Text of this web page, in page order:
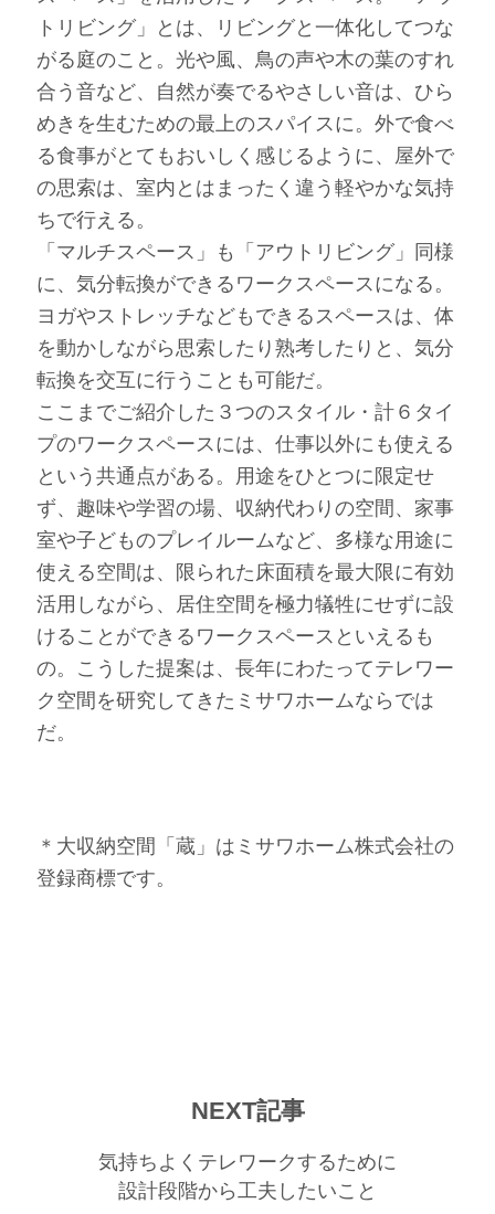
トリビング」とは、リビングと一体化してつな
がる庭のこと。光や風、鳥の声や木の葉のすれ
合う音など、自然が奏でるやさしい音は、ひら
めきを生むための最上のスパイスに。外で食べ
る食事がとてもおいしく感じるように、屋外で
の思索は、室内とはまったく違う軽やかな気持
ちで行える。
「マルチスペース」も「アウトリビング」同様
に、気分転換ができるワークスペースになる。
ヨガやストレッチなどもできるスペースは、体
を動かしながら思索したり熟考したりと、気分
転換を交互に行うことも可能だ。
ここまでご紹介した３つのスタイル・計６タイ
プのワークスペースには、仕事以外にも使える
という共通点がある。用途をひとつに限定せ
ず、趣味や学習の場、収納代わりの空間、家事
室や子どものプレイルームなど、多様な用途に
使える空間は、限られた床面積を最大限に有効
活用しながら、居住空間を極力犠牲にせずに設
けることができるワークスペースといえるも
の。こうした提案は、長年にわたってテレワー
ク空間を研究してきたミサワホームならでは
だ。
＊大収納空間「蔵」はミサワホーム株式会社の
登録商標です。
NEXT記事
気持ちよくテレワークするために
設計段階から工夫したいこと